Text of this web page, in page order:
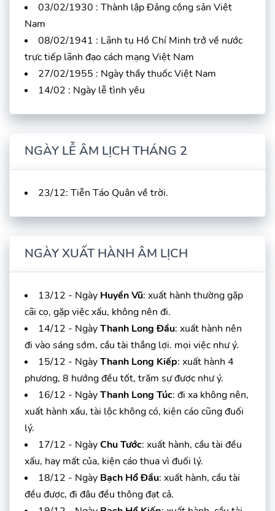
03/02/1930 : Thành lập Đảng cộng sản Việt
Nam
08/02/1941 : Lãnh tụ Hồ Chí Minh trở về nước
trực tiếp lãnh đạo cách mạng Việt Nam
27/02/1955 : Ngày thầy thuốc Việt Nam
14/02 : Ngày lễ tình yêu
NGÀY LỄ ÂM LỊCH THÁNG 2
23/12: Tiễn Táo Quân về trời.
NGÀY XUẤT HÀNH ÂM LỊCH
13/12 - Ngày Huyền Vũ: xuất hành thường gặp
cãi cọ, gặp việc xấu, không nên đi.
14/12 - NgàyThanh Long Đầu: xuất hành nên
đi vào sáng sớm, cầu tài thắng lợi. mọi việc như ý.
15/12 - NgàyThanh Long Kiếp: xuất hành 4
phương, 8 hướng đều tốt, trăm sự được như ý.
16/12 - NgàyThanh Long Túc: đi xa không nên,
xuất hành xấu, tài lộc không có, kiện cáo cũng đuối
lý.
17/12 - NgàyChu Tước: xuất hành, cầu tài đều
xấu, hay mất của, kiện cáo thua vì đuối lý.
18/12 - Ngày Bạch Hổ Đầu: xuất hành, cầu tài
đều được, đi đâu đều thông đạt cả.